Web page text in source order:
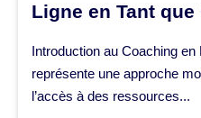
Ligne en Tant que
Introduction au Coaching
représente une approche
l’accès à des ressources...